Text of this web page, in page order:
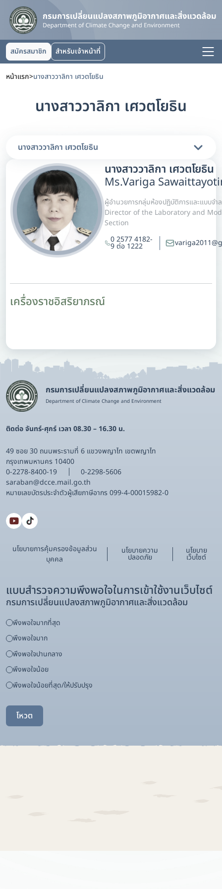
สมัครสมาชิก สำหรับเจ้าหน้าที่
หน้าแรก>นางสาววาลิกา เศวตโยธิน
นางสาววาลิกา เศวตโยธิน
นางสาววาลิกา เศวตโยธิน
นางสาววาลิกา เศวตโยธิน
Ms.Variga
ผู้อำนวยการกลุ่มห้องปฏิบัติการและแบบจำ
Director of the Laboratory and
Section
0 2577 4182-
9 ต่อ 1222
เครื่องราชอิสริยาภรณ์
กรมการเปลี่ยนแปลงสภาพภูมิอากาศและสิ่งแวดล้อม
Department of Climate Change and Environment
ติดต่อ จันทร์-ศุกร์ เวลา 08.30 – 16.30 น.
49 ซอย 30 ถนนพระรามที่ 6 แขวงพญาไท เขตพญาไท
กรุงเทพมหานคร 10400
0-2278-8400-19
0-2298-5606
saraban@dcce.mail.go.th
หมายเลขบัตรประจําตัวผู้เสียภาษีอากร 099-4-00015982-0
นโยบายการคุ้มครองข้อมูลส่วน
บุคคล
นโยบายความ
ปลอดภัย
นโยบาย
เว็บไซต์
แบบสำรวจความพึงพอใจในการเข้าใช้งานเว็บไซต์
กรมการเปลี่ยนแปลงสภาพภูมิอากาศและสิ่งแวดล้อม
พึงพอใจมากที่สุด
พึงพอใจมาก
พึงพอใจปานกลาง
พึงพอใจน้อย
พึงพอใจน้อยที่สุด/ให้ปรับปรุง
โหวต